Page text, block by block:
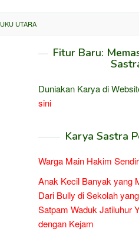
UTARA
Fitur Baru:
Duniakan Karya di
sini
Karya Sastra
Warga Main Hakim
Anak Kecil Banyak yang
Dari Bully di Sekolah
Satpam Waduk Jatiluhur
dengan Kejam